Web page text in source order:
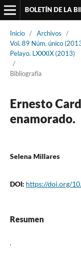
BOLETÍN DE LA
Inicio / Archivos
/
Vol. 89 Núm. único
Pelayo. LXXXIX (2013)
/
Bibliografía
Ernesto
enamorado.
Selena Millares
DOI: https://doi.org/
Resumen
.